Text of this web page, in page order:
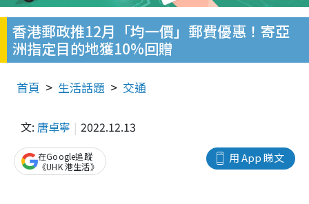
香港郵政推12月「均一價」郵費優惠！寄亞
洲指定目的地獲10%回贈
首頁 生活話題 交通
文: 唐卓寧 2022.12.13
用 App 睇文
在Google追蹤
《UHK 港生活》